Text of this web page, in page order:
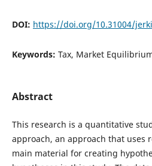
DOI: https://doi.org/10.31004/
Keywords: Tax, Market
Abstract
This research is a quantitative
approach, an approach that uses
main material for creating